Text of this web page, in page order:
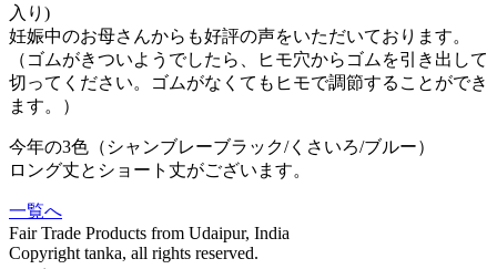
入り)
妊娠中のお母さんからも好評の声をいただいております。
（ゴムがきついようでしたら、ヒモ穴からゴムを引き出して
切ってください。ゴムがなくてもヒモで調節することができ
ます。）
今年の3色（シャンブレーブラック/くさいろ/ブルー）
ロング丈とショート丈がございます。
一覧へ
Fair Trade Products from Udaipur, India
Copyright tanka, all rights reserved.